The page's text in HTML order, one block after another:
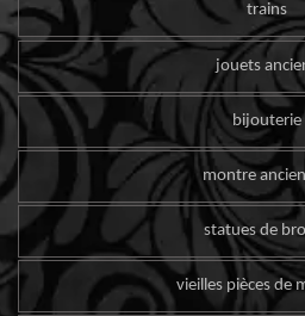
trains
jouets
bijouterie
montre
statues de
vieilles pièces de